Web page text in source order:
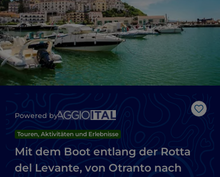
Like
Powered by
Touren, Aktivitäten und Erlebnisse
Mit dem Boot entlang der Rotta
del Levante, von Otranto nach